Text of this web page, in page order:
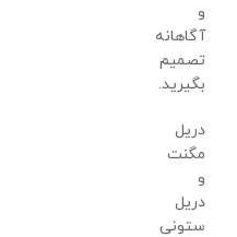
و
آگاهانه
تصمیم‌
بگیرید.
دریل
مگنت
و
دریل
ستونی